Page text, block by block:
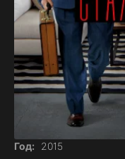
Год:
2015